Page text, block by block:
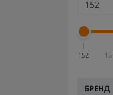
152
БРЕНД